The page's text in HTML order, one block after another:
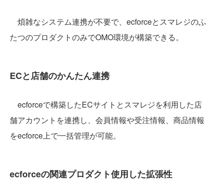
煩雑なシステム連携が不要で、ecforceとスマレジのふ
たつのプロダクトのみでOMO環境が構築できる。
ECと店舗のかんたん連携
ecforceで構築したECサイトとスマレジを利用した店
舗アカウントを連携し、会員情報や受注情報、商品情報
をecforce上で一括管理が可能。
ecforceの関連プロダクト使用した拡張性